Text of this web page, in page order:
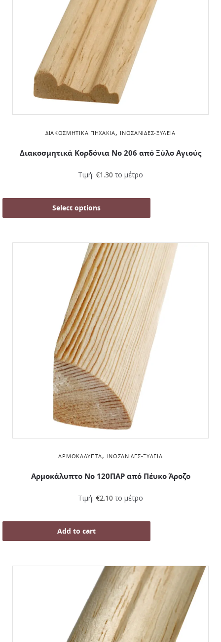
ΔΙΑΚΟΣΜΗΤΙΚΆ ΠΗΧΆΚΙΑ, ΙΝΟΣΑΝΊΔΕΣ-ΞΥΛΕΊΑ
Διακοσμητικά Kορδόνια Νο 206 από Ξύλο Αγιούς
Τιμή: €1.30 το μέτρο
Select options
ΑΡΜΟΚΆΛΥΠΤΑ, ΙΝΟΣΑΝΊΔΕΣ-ΞΥΛΕΊΑ
Αρμοκάλυπτο Νο 120ΠΑΡ από Πέυκο Άροζο
Τιμή: €2.10 το μέτρο
Add to cart